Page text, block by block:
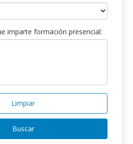
imparte formación presencial:
Limpiar
Buscar